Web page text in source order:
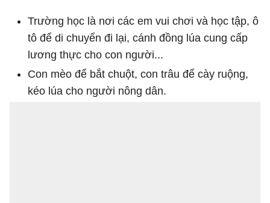
Trường học là nơi các em vui chơi và học tập, ô
tô để di chuyển đi lại, cánh đồng lúa cung cấp
lương thực cho con người...
Con mèo để bắt chuột, con trâu để cày ruộng,
kéo lúa cho người nông dân.